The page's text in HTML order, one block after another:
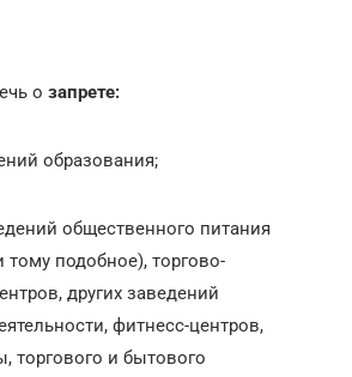
о запрете:
образования;
общественного питания
тому подобное), торгово-
других заведений
фитнесс-центров,
торгового и бытового